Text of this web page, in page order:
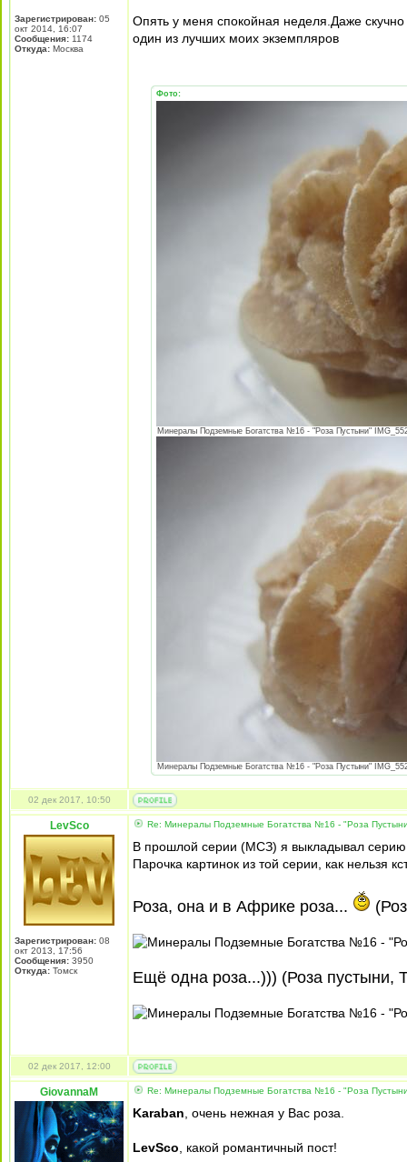
Зарегистрирован: 05
окт 2014, 16:07
Сообщения: 1174
Откуда: Москва
Опять у меня спокойная неделя.Даже
один из лучших моих экземпляров
Фото:
Минералы Подземные Богатства №16 - "Роза Пустыни"
Минералы Подземные Богатства №16 - "Роза Пустыни"
02 дек 2017, 10:50
LevSco
Зарегистрирован: 08
окт 2013, 17:56
Сообщения: 3950
Откуда: Томск
Re: Минералы Подземные Богатства №16 - "Роза
В прошлой серии (МСЗ) я выкладывал серию
Парочка картинок из той серии, как нельзя
Роза, она и в Африке роза...
Ещё одна роза...))) (Роза пустыни,
02 дек 2017, 12:00
GiovannaM Re: Минералы Подземные Богатства №16 - "Роза
Karaban , очень нежная у Вас роза.
LevSco , какой романтичный пост!